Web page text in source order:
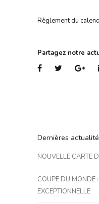
Règlement du
Partagez notre
Dernières
NOUVELLE CARTE
COUPE DU MONDE
EXCEPTIONNELLE